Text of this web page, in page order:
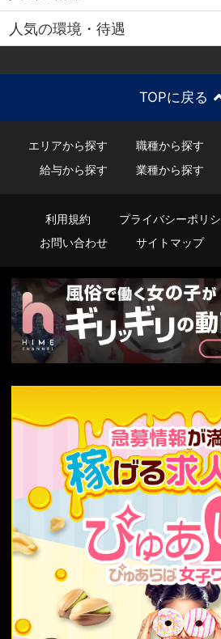
人気の環境・待遇
TOPに戻る
エリアから探す 職種から探す
給与から探す
業種から探す
利用規約 プライバシーポリ
お問い合わせ
サイトマップ